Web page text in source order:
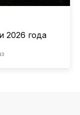
2026 года